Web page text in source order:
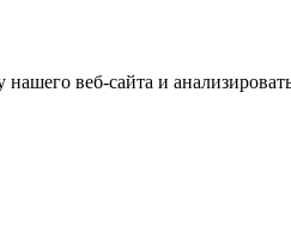
веб-сайта и